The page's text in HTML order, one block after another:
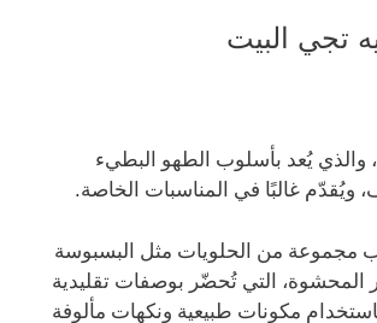
تجي البيت
والذي يُعد بأسلوب الطهو البطيء
ويُقدّم غالبًا في المناسبات الخاصة.
مجموعة من الحلويات مثل البسبوسة
المحشوة، التي تُحضّر بوصفات تقليدية
مكونات طبيعية ونكهات مألوفة